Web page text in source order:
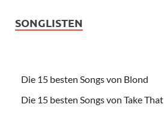
SONGLISTEN
Die 15 besten Songs von Blond
Die 15 besten Songs von Take That